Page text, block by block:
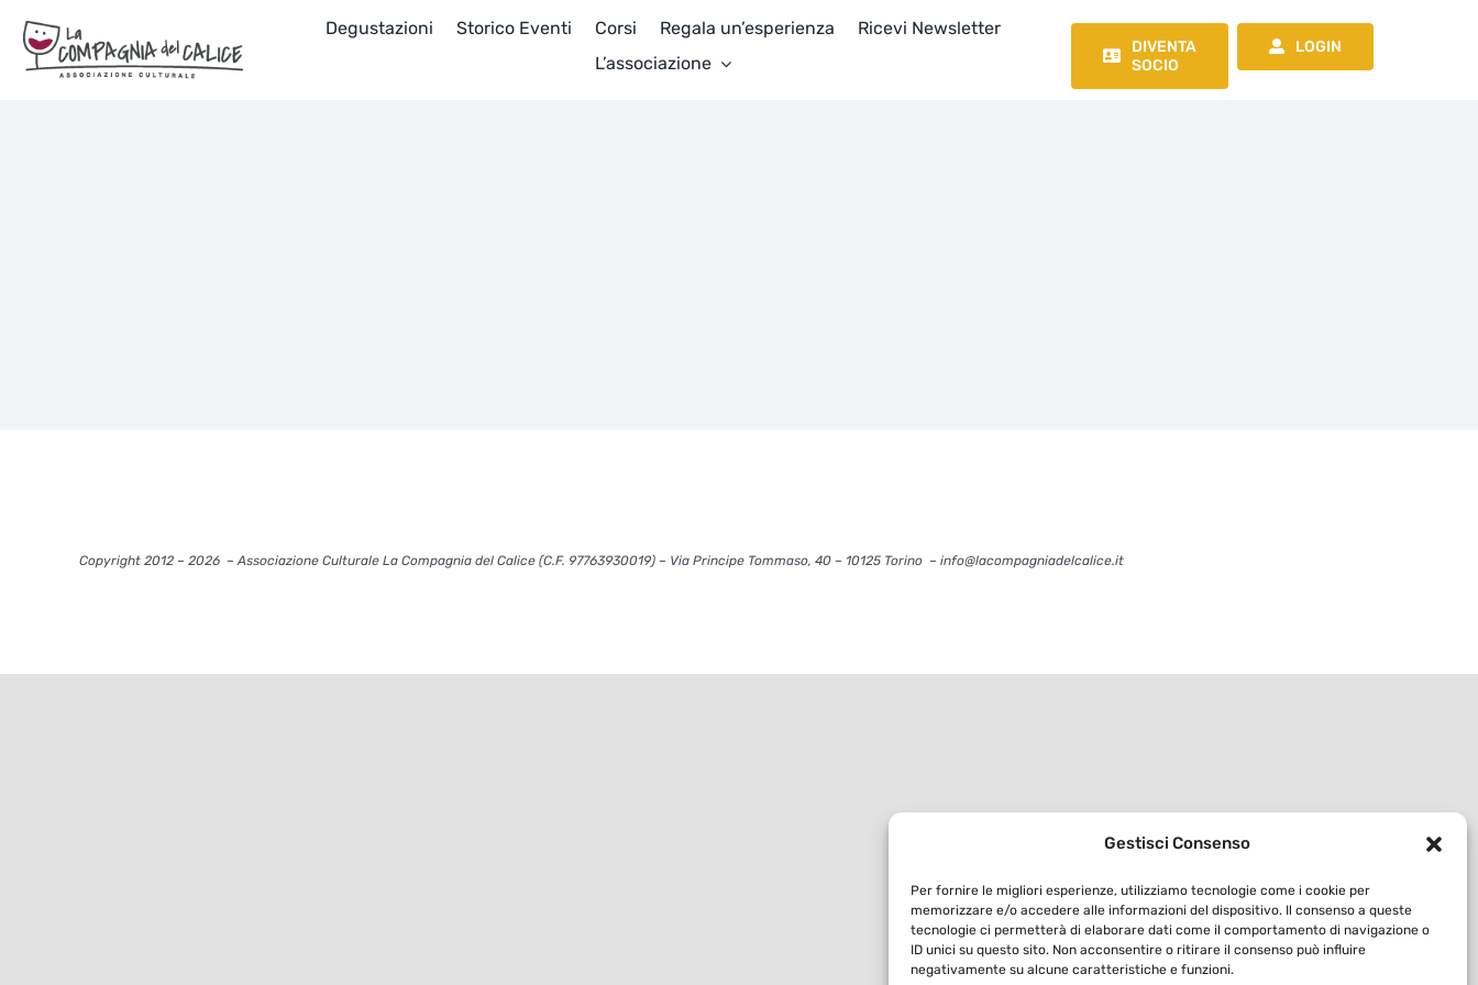
Gestisci Consenso
Per fornire le migliori esperienze, utilizziamo tecnologie come i cookie per
memorizzare e/o accedere alle informazioni del dispositivo. Il consenso a queste
tecnologie ci permetterà di elaborare dati come il comportamento di navigazione o
ID unici su questo sito. Non acconsentire o ritirare il consenso può influire
negativamente su alcune caratteristiche e funzioni.
contenuto
Degustazioni Storico Eventi Corsi Regala un’esperienza
Ricevi Newsletter
L’associazione
DIVENTA
SOCIO
LOGIN
Copyright 2012 – 2026 – Associazione Culturale La Compagnia del Calice (C.F. 97763930019) – Via Principe Tommaso, 40 – 10125 Torino – info@lacompagniadelcalice.it